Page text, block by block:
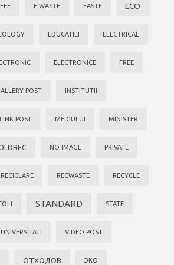
E-WASTE EASTE ECO
EDUCATIEI ELECTRICAL
ELECTRONICE FREE
POST INSTITUTII
LINK POST MEDIULUI MINISTER
NO IMAGE PRIVATE
RECICLARE RECWASTE RECYCLE
STANDARD STATE
UNIVERSITATI VIDEO POST
ОТХОДОВ ЭКО